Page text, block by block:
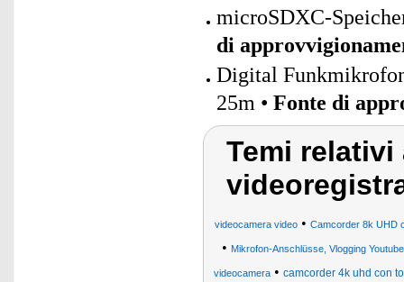
microSDXC-
di
Digital
25m • Fonte di
Temi relativi
videocamera video • Camcorder 8k UHD
• Mikrofon-Anschlüsse, Vlogging
videocamera • camcorder 4k uhd con